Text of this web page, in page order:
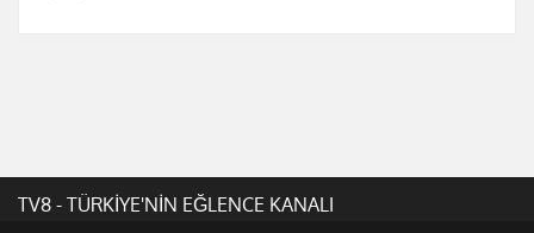
TV8 - TÜRKİYE'NİN EĞLENCE KANALI